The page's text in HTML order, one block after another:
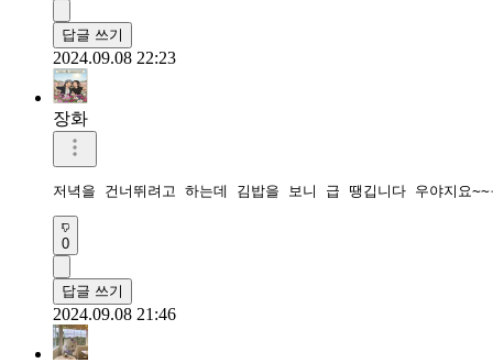
답글 쓰기
2024.09.08 22:23
장화
저녁을 건너뛰려고 하는데 김밥을 보니 급 땡깁니다 우야지요~~
0
답글 쓰기
2024.09.08 21:46